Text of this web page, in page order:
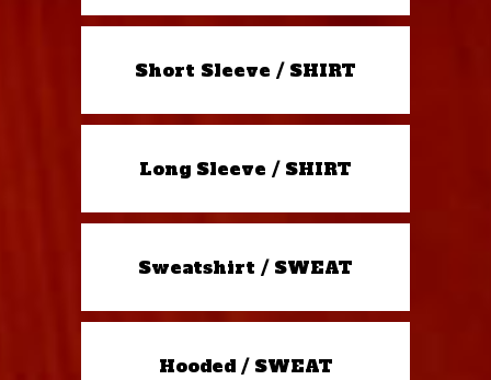
Short Sleeve / SHIRT
Long Sleeve / SHIRT
Sweatshirt / SWEAT
Hooded / SWEAT